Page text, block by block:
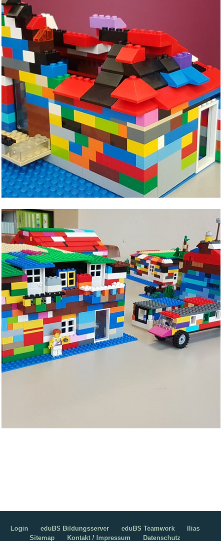
Login eduBS Bildungsserver eduBS Teamwork
Ilias
Sitemap
Kontakt / Impressum Datenschutz